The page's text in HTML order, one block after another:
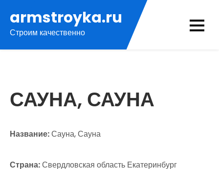
содержимому
armstroyka.ru
Строим качественно
САУНА, САУНА
Название:Сауна, Сауна
Страна:Свердловская область Екатеринбург